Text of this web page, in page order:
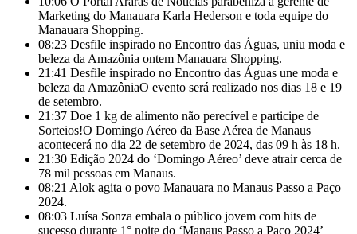
Marketing do Manauara Karla Hederson e toda equipe do
Manauara Shopping.
08:23 Desfile inspirado no Encontro das Águas, uniu moda e
beleza da Amazônia ontem Manauara Shopping.
21:41 Desfile inspirado no Encontro das Águas une moda e
beleza da AmazôniaO evento será realizado nos dias 18 e 19
de setembro.
21:37 Doe 1 kg de alimento não perecível e participe de
Sorteios!​O Domingo Aéreo da Base Aérea de Manaus
acontecerá no dia 22 de setembro de 2024, das 09 h às 18 h.
21:30 Edição 2024 do ‘Domingo Aéreo’ deve atrair cerca de
78 mil pessoas em Manaus.
08:21 Alok agita o povo Manauara no Manaus Passo a Paço
2024.
08:03 Luísa Sonza embala o público jovem com hits de
sucesso durante 1° noite do ‘Manaus Passo a Paço 2024’